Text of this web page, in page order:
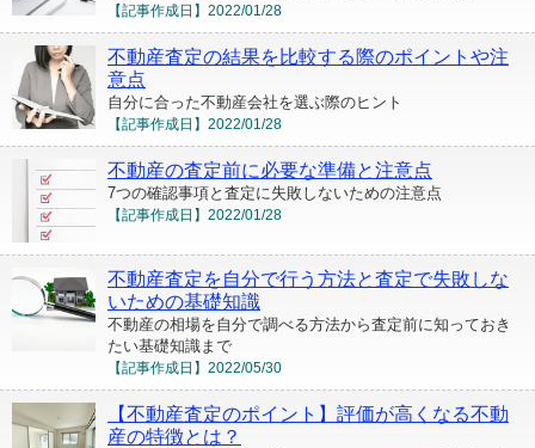
【記事作成日】 2022/01/28
不動産査定の結果を比較する際のポイントや注
意点
自分に合った不動産会社を選ぶ際のヒント
【記事作成日】 2022/01/28
不動産の査定前に必要な準備と注意点
7つの確認事項と査定に失敗しないための注意点
【記事作成日】 2022/01/28
不動産査定を自分で行う方法と査定で失敗しな
いための基礎知識
不動産の相場を自分で調べる方法から査定前に知っておき
たい基礎知識まで
【記事作成日】 2022/05/30
【不動産査定のポイント】評価が高くなる不動
産の特徴とは？